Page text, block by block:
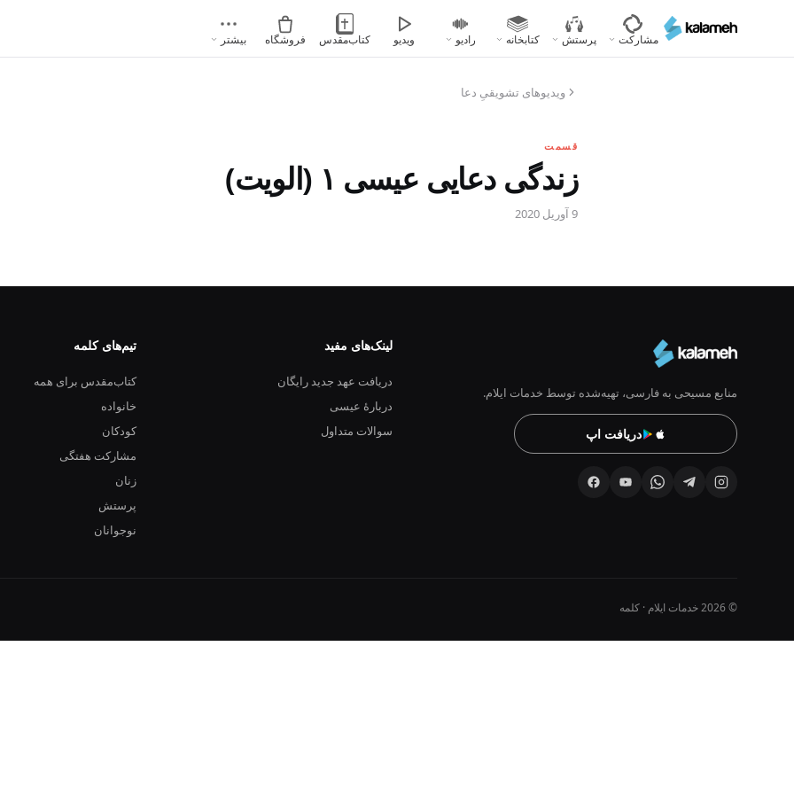
محتوای
مشارکت پرستش کتابخانه رادیو ویدیو کتاب‌مقدس فروشگاه بیشتر
ویدیوهای تشویقیِ دعا
قسمت
زندگی دعایی عیسی ۱ (الویت)
9 آوریل 2020
منابع مسیحی به فارسی، تهیه‌شده توسط خدمات ایلام.
دریافت اپ
لینک‌های مفید
دریافت عهد جدید رایگان
دربارهٔ عیسی
سوالات متداول
تیم‌های کلمه
کتاب‌مقدس برای همه
خانواده
کودکان
مشارکت هفتگی
زنان
پرستش
نوجوانان
© 2026 خدمات ایلام · کلمه